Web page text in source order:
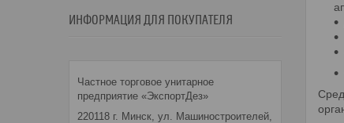
ИНФОРМАЦИЯ ДЛЯ ПОКУПАТЕЛЯ
Частное торговое унитарное
предприятие «ЭкспортДез»
220118 г. Минск, ул. Машиностроителей,